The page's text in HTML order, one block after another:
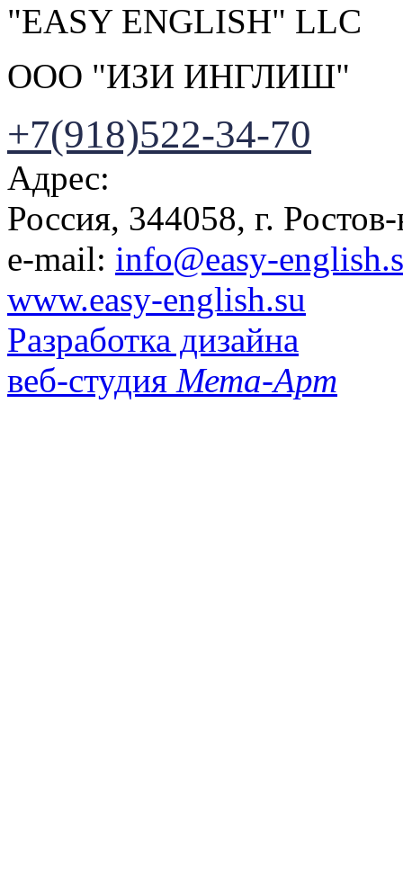
"EASY ENGLISH" LLC
ООО "ИЗИ ИНГЛИШ"
+7(918)522-34-70
Адрес:
Россия, 344058, г.
e-mail: info@easy-
www.easy-english.su
Разработка дизайна
веб-студия Мета-Арт